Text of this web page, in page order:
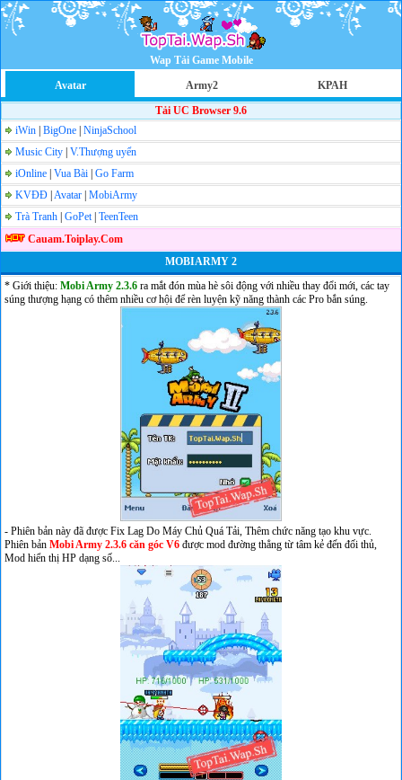
Wap Tải Game Mobile
Avatar
Army2
KPAH
Tải UC Browser 9.6
iWin BigOne NinjaSchool
Music City V.Thượng uyển
iOnline Vua Bài Go Farm
KVĐĐ Avatar MobiArmy
Trà Tranh GoPet| TeenTeen
Cauam.Toiplay.Com
MOBIARMY 2
* Giới thiệu: Mobi Army 2.3.6 ra mắt đón mùa hè sôi động với nhiều thay đổi mới, các tay
súng thượng hạng có thêm nhiều cơ hội để rèn luyện kỹ năng thành các Pro bắn súng.
- Phiên bản này đã được Fix Lag Do Máy Chủ Quá Tải, Thêm chức năng tạo khu vực.
Phiên bản Mobi Army 2.3.6 căn góc V6 được mod đường thẳng từ tâm kẻ đến đối thủ,
Mod hiển thị HP dạng số...